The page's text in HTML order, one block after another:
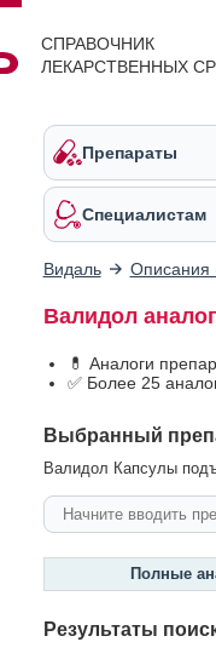
СПРАВОЧНИК
ЛЕКАРСТВЕННЫХ
Препараты
Специалистам
Видаль Описания
Валидол
💊 Аналоги
✅ Более 25
Выбранный
Валидол Капсулы
Полные
Результаты